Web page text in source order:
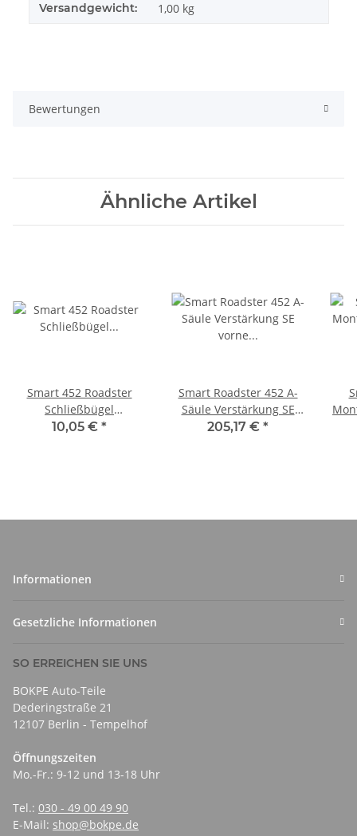
Versandgewicht: 1,00 kg
Bewertungen
Ähnliche Artikel
Smart 452 Roadster
Schließbügel
Türverriegelung
10,05 € *
Smart Roadster 452 A-
Säule Verstärkung SE
vorne links
205,17 € *
Informationen
Gesetzliche Informationen
SO ERREICHEN SIE UNS
BOKPE Auto-Teile
Dederingstraße 21
12107 Berlin - Tempelhof
Öffnungszeiten
Mo.-Fr.: 9-12 und 13-18 Uhr
Tel.: 030 - 49 00 49 90
E-Mail: shop@bokpe.de